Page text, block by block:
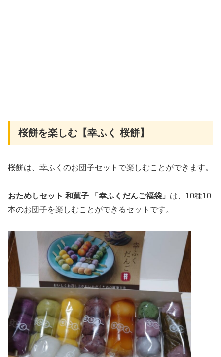
桜餅を楽しむ【幸ふく 桜餅】
桜餅は、幸ふくのお団子セットで楽しむことができます。
おためしセット 和菓子 「幸ふくだんご福袋」 は、10種10
本のお団子を楽しむことができるセットです。